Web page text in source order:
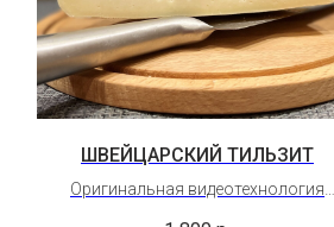
ШВЕЙЦАРСКИЙ ТИЛЬЗИТ
Оригинальная видеотехнология